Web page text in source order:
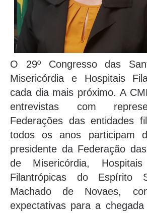
O 29º Congresso das
Misericórdia e Hospitais
cada dia mais próximo. A
entrevistas com
Federações das entidades
todos os anos participam
presidente da Federação
de Misericórdia,
Filantrópicas do Espírito
Machado de Novaes,
expectativas para a